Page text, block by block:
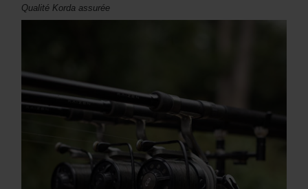
Qualité Korda assurée